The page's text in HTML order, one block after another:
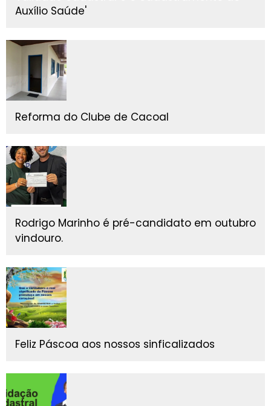
Auxílio Saúde'
Reforma do Clube de Cacoal
Rodrigo Marinho é pré-candidato em outubro
vindouro.
Feliz Páscoa aos nossos sinficalizados